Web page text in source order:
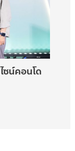
ซน์คอนโด